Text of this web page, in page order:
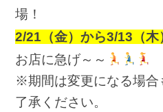
場！
2/21（金）から3/13 （木
お店に急げ～～
※期間は変更になる場合
了承ください。